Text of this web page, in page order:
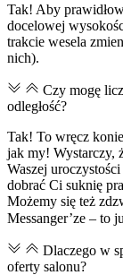
Tak! Aby
docelowej
trakcie wesela
nich).
Czy mogę
odległość?
Tak! To wręcz
jak my! Wystarczy,
Waszej
dobrać Ci suknię
Możemy się też
Messanger’ze – to
Dlaczego w
oferty salonu?